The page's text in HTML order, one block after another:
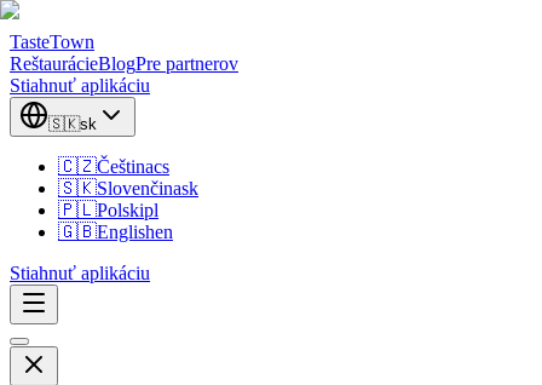
TasteTown
ReštaurácieBlogPre partnerov
Stiahnuť aplikáciu
🇸🇰sk
🇨🇿Češtinacs
🇸🇰Slovenčinask
🇵🇱Polskipl
🇬🇧Englishen
Stiahnuť aplikáciu